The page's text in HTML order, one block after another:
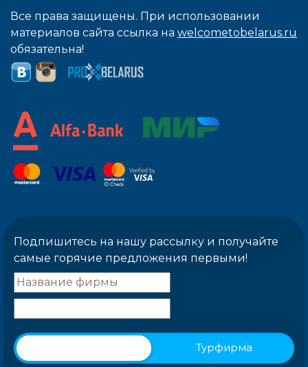
Все права защищены. При использовании
материалов сайта ссылка на welcometobelarus.ru
обязательна!
Подпишитесь на нашу рассылку и получайте
самые горячие предложения первыми!
Турфирма